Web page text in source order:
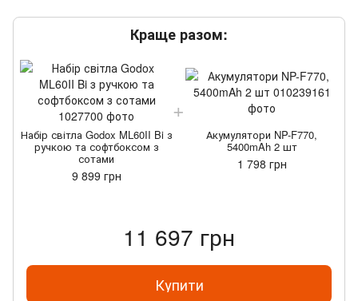
Краще разом:
Набір світла Godox ML60II Bi з
ручкою та софтбоксом з
сотами
9 899 грн
Акумулятори NP-F770,
5400mAh 2 шт
1 798 грн
11 697 грн
Купити